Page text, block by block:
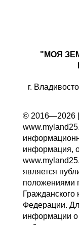
"МОЯ
г.
© 2016—2026
информация,
является
положениями
Гражданского
Федерации.
информации о